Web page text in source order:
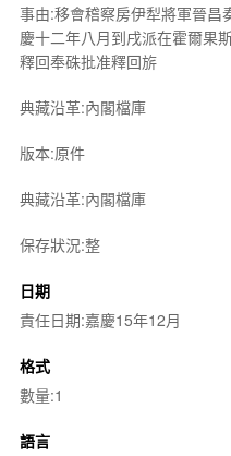
事由:移會稽察房伊犁將軍晉昌
慶十二年八月到戌派在霍爾果
釋回奉硃批准釋回旂
典藏沿革:內閣檔庫
版本:原件
典藏沿革:內閣檔庫
保存狀況:整
日期
責任日期:嘉慶15年12月
格式
數量:1
語言